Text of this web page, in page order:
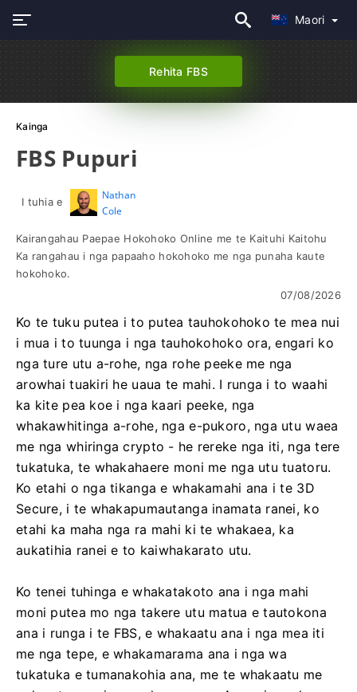
Maori
Rehita FBS
Kainga
FBS Pupuri
I tuhia e
Nathan
Cole
Kairangahau Paepae Hokohoko Online me te Kaituhi Kaitohu
Ka rangahau i nga papaaho hokohoko me nga punaha kaute
hokohoko.
07/08/2026
Ko te tuku putea i to putea tauhokohoko te mea nui
i mua i to tuunga i nga tauhokohoko ora, engari ko
nga ture utu a-rohe, nga rohe peeke me nga
arowhai tuakiri he uaua te mahi. I runga i to waahi
ka kite pea koe i nga kaari peeke, nga
whakawhitinga a-rohe, nga e-pukoro, nga utu waea
me nga whiringa crypto - he rereke nga iti, nga tere
tukatuka, te whakahaere moni me nga utu tuatoru.
Ko etahi o nga tikanga e whakamahi ana i te 3D
Secure, i te whakapumautanga inamata ranei, ko
etahi ka maha nga ra mahi ki te whakaea, ka
aukatihia ranei e to kaiwhakarato utu.
Ko tenei tuhinga e whakatakoto ana i nga mahi
moni putea mo nga takere utu matua e tautokona
ana i runga i te FBS, e whakaatu ana i nga mea iti
me nga tepe, e whakamarama ana i nga wa
tukatuka e tumanakohia ana, me te whakaatu me